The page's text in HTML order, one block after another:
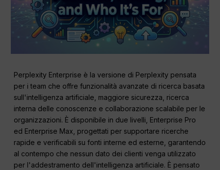
Perplexity Enterprise è la versione di Perplexity pensata
per i team che offre funzionalità avanzate di ricerca basata
sull'intelligenza artificiale, maggiore sicurezza, ricerca
interna delle conoscenze e collaborazione scalabile per le
organizzazioni. È disponibile in due livelli, Enterprise Pro
ed Enterprise Max, progettati per supportare ricerche
rapide e verificabili su fonti interne ed esterne, garantendo
al contempo che nessun dato dei clienti venga utilizzato
per l'addestramento dell'intelligenza artificiale. È pensato